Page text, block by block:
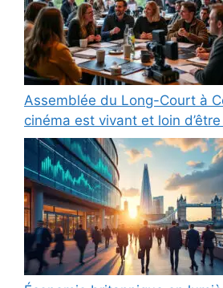
Assemblée du Long-Court à
cinéma est vivant et loin